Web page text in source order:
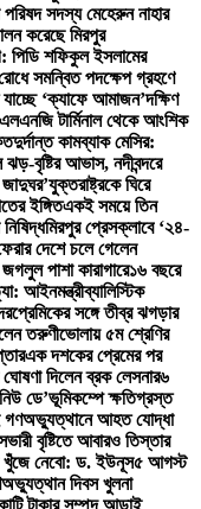
পরিষদ সদস্য মেহেরুন নাহার
করেছে মিরপুর
পিডি শফিকুল ইসলামের
সমন্বিত পদক্ষেপ গ্রহণে
যাচ্ছে ‘ক্যাফে আমাজন’দক্ষিণ
টার্মিনাল থেকে আংশিক
দুর্দান্ত কামব্যাক মেসির:
বৃষ্টির আভাস, নদীবন্দরে
যুক্তরাষ্ট্রকে ঘিরে
ইঙ্গিতএকই সময়ে তিন
মিরপুর প্রেসক্লাবে ‘২৪-
দেশে চলে গেলেন
পাশা কারাগারে১৬ বছরে
আইনমন্ত্রীব্যালিস্টিক
প্রেমিকের সঙ্গে তীব্র ঝগড়ার
তরুণীভোলায় ৫ম শ্রেণির
এক দশকের প্রেমের পর
দিলেন ব্রক লেসনার৬
ডে’ভূমিকম্পে ক্ষতিগ্রস্ত
গণঅভ্যুত্থানে আহত যোদ্ধা
ভারী বৃষ্টিতে আবারও তিস্তার
খুঁজে নেবো: ড. ইউনূস৫ আগস্ট
দিবস খুলনা